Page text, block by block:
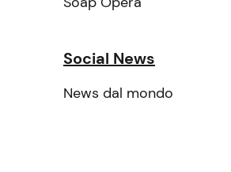
Social News
News dal mondo